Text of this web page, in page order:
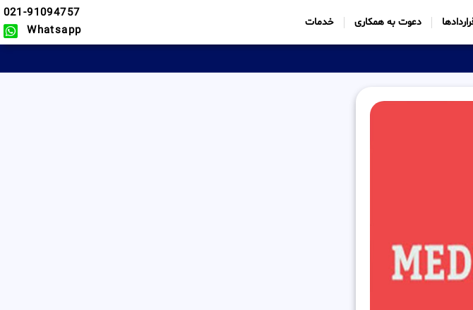
دعوت به همکاری خدمات
021-91094757
Whatsapp